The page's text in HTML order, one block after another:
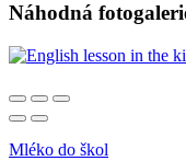
Náhodná
Mléko do škol